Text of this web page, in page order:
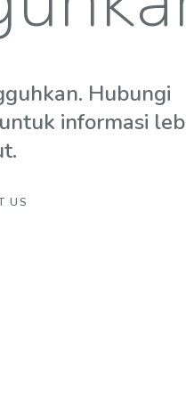
Hubungi
informasi
US